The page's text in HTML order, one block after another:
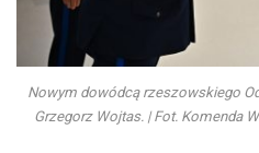
Nowym dowódcą rzeszowskiego
Grzegorz Wojtas. | Fot. Komenda